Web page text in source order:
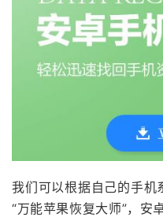
我们可以根据自己的手机
“万能苹果恢复大师”，安